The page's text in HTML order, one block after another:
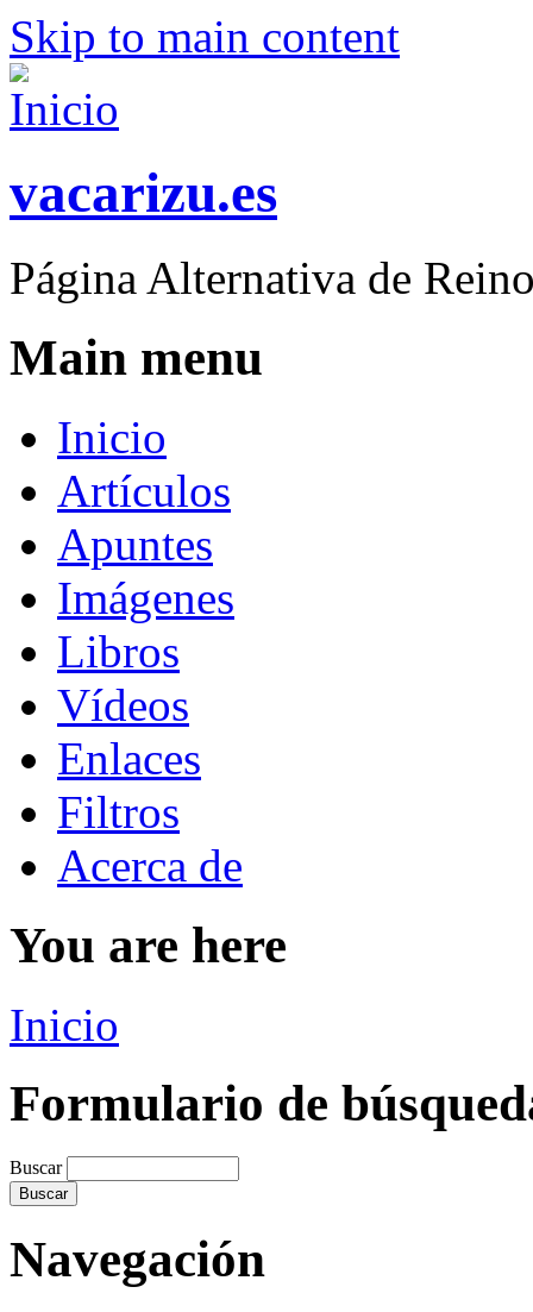
Skip to main content
vacarizu.es
Página Alternativa de
Main menu
Inicio
Artículos
Apuntes
Imágenes
Libros
Vídeos
Enlaces
Filtros
Acerca de
You are here
Inicio
Formulario de
Buscar
Navegación